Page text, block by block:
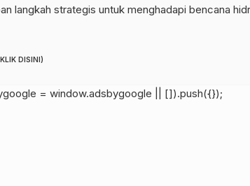
langkah strategis untuk menghadapi bencana
DISINI)
= window.adsbygoogle || []).push({});